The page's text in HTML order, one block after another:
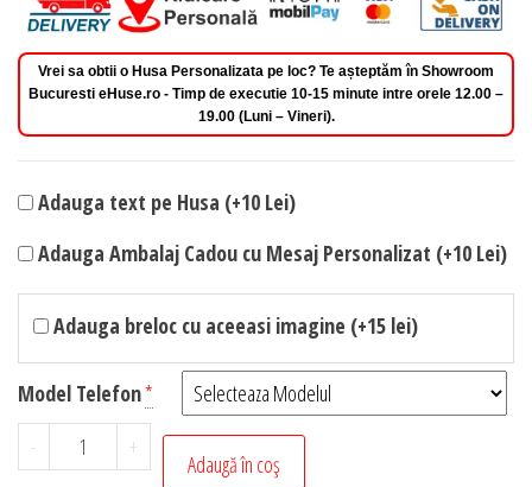
Vrei sa obtii o Husa Personalizata pe loc? Te așteptăm în Showroom
Bucuresti eHuse.ro - Timp de executie 10-15 minute intre orele 12.00 –
19.00 (Luni – Vineri).
Adauga text pe Husa (+10 Lei)
Adauga Ambalaj Cadou cu Mesaj Personalizat (+10 Lei)
Adauga breloc cu aceeasi imagine (+15 lei)
Model Telefon*
-
Cantitate
Husa
+
Adaugă în coș